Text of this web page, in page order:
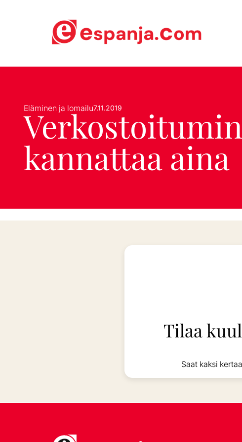
Eläminen ja lomailu7.11.2019
kannattaa aina
Tilaa
Saat kaksi